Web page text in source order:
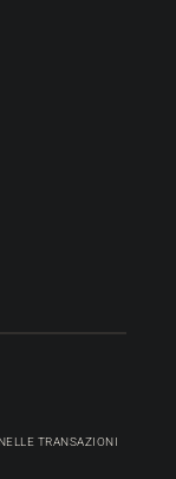
TRANSAZIONI